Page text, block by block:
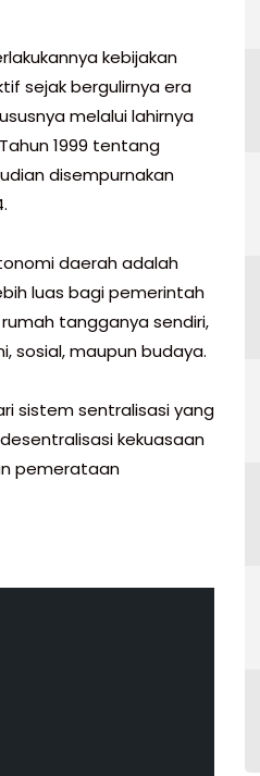
kebijakan
sejak bergulirnya era
melalui lahirnya
1999 tentang
disempurnakan
daerah adalah
luas bagi pemerintah
tangganya sendiri,
sosial, maupun budaya.
sistem sentralisasi yang
kekuasaan
pemerataan